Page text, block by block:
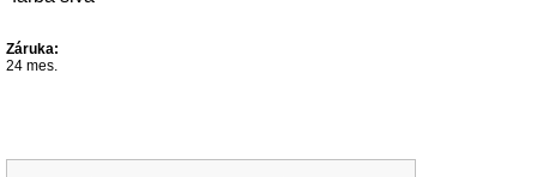
Záruka:
24 mes.